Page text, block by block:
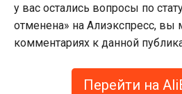
у вас остались вопросы по
отменена» на Алиэкспресс, вы
комментариях к данной
Перейти на